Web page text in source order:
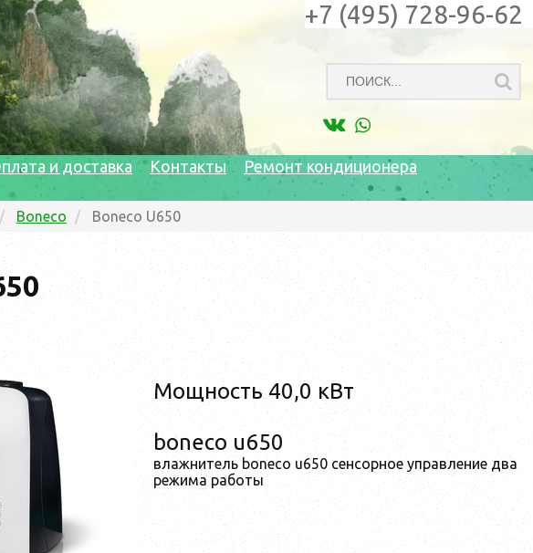
+7 (495) 728-96-62
и доставка Контакты Ремонт кондиционера
Boneco Boneco U650
Мощность 40,0 кВт
boneco u650
влажнитель boneco u650 сенсорное управление два
режима работы